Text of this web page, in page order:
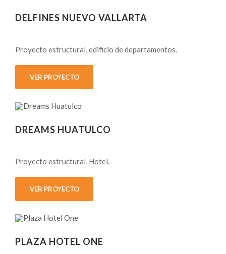
DELFINES NUEVO VALLARTA
Proyecto estructural, edificio de departamentos.
VER PROYECTO
DREAMS HUATULCO
Proyecto estructural, Hotel.
VER PROYECTO
PLAZA HOTEL ONE